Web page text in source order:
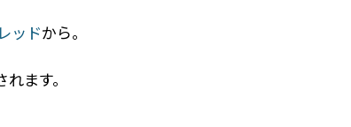
ッドから。
ます。